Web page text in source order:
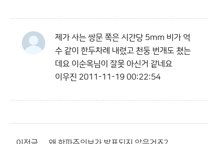
제가 사는 쌍문 쪽은 시간당 5mm 비가 억
수 같이 한두차례 내렸고 천둥 번개도 쳤는
데요 이순옥님이 잘못 아신거 같네요
이우진 2011-11-19 00:22:54